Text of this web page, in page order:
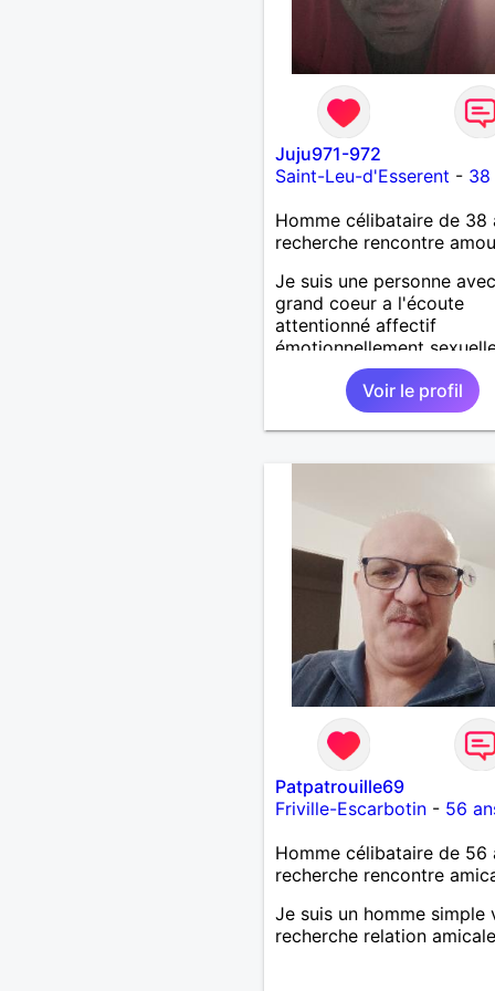
Juju971-972
Saint-Leu-d'Esserent - 38
Homme célibataire de 38
recherche rencontre
Je suis une personne
grand coeur a l'écoute
attentionné affectif
émotionnellement
joyeux drôle amusant a
Voir le profil
Patpatrouille69
Friville-Escarbotin- 56
Homme célibataire de 56
recherche rencontre
Je suis un homme simple
recherche relation amicale